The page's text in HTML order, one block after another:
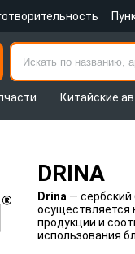
Китайские
DRINA
Drina — сербский
осуществляется
продукции и
использования